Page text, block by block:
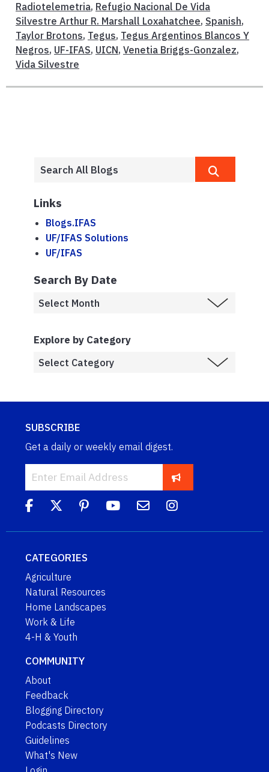
Radiotelemetria, Refugio Nacional De Vida
Silvestre Arthur R. Marshall Loxahatchee, Spanish,
Taylor Brotons, Tegus, Tegus Argentinos Blancos Y
Negros, UF-IFAS, UICN, Venetia Briggs-Gonzalez,
Vida Silvestre
Links
Blogs.IFAS
UF/IFAS Solutions
UF/IFAS
Search By Date
Explore by Category
SUBSCRIBE
Get a daily or weekly email digest.
CATEGORIES
Agriculture
Natural Resources
Home Landscapes
Work & Life
4-H & Youth
COMMUNITY
About
Feedback
Blogging Directory
Podcasts Directory
Guidelines
What's New